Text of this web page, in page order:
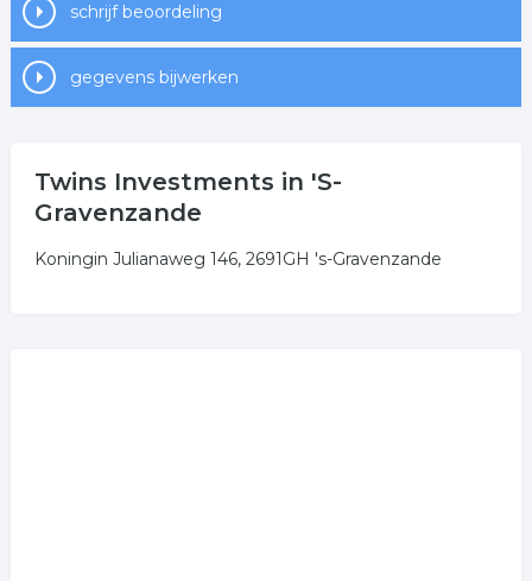
schrijf beoordeling
gegevens bijwerken
Twins Investments in 'S-
Gravenzande
Koningin Julianaweg 146, 2691GH 's-Gravenzande